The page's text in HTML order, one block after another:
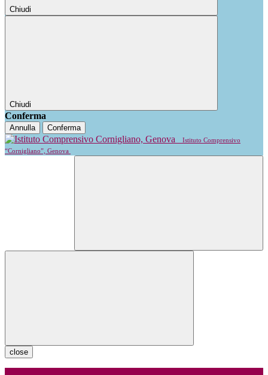
Chiudi
Chiudi
Conferma
Annulla Conferma
Istituto Comprensivo
“Cornigliano”, Genova
close